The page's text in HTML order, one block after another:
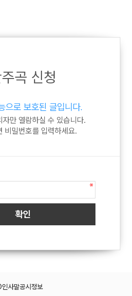
곡 신청
으로 보호된 글입니다.
자만 열람하실 수 있습니다.
비밀번호를 입력하세요.
사말공시정보